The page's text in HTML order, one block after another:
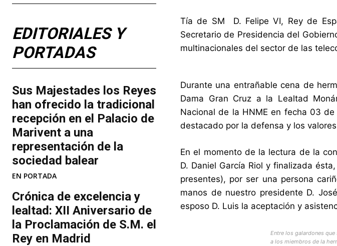
EDITORIALES Y
PORTADAS
​Sus Majestades los Reyes
han ofrecido la tradicional
recepción en el Palacio de
Marivent​ a una
representación de la
sociedad balear
EN PORTADA
Crónica de excelencia y
lealtad: XII Aniversario de
la Proclamación de S.M. el
Rey en Madrid
Tía de SM D. Felipe VI, Rey de
Secretario de Presidencia del
multinacionales del sector de las
Durante una entrañable cena de
Dama Gran Cruz a la Lealtad
Nacional de la HNME en fecha 03
destacado por la defensa y los
En el momento de la lectura de la
D. Daniel García Riol y finalizada
presentes), por ser una persona
manos de nuestro presidente D.
esposo D. Luis la aceptación y
Entre los galardones
a los miembros de la